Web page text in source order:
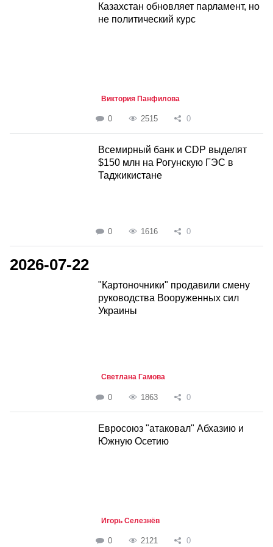
Казахстан обновляет парламент, но
не политический курс
Виктория Панфилова
0 2515 0
Всемирный банк и CDP выделят
$150 млн на Рогунскую ГЭС в
Таджикистане
0 1616 0
2026-07-22
"Картоночники" продавили смену
руководства Вооруженных сил
Украины
Светлана Гамова
0 1863 0
Евросоюз "атаковал" Абхазию и
Южную Осетию
Игорь Селезнёв
0 2121 0